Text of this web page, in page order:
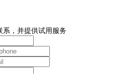
系，并提供试用服务